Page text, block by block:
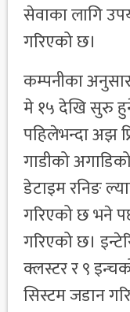
सेवाका लागि
गरिएको छ।
कम्पनीका
मे १५ देखि सुरु
पहिलेभन्दा अझ
गाडीको
डेटाइम रनिङ
गरिएको छ भने
गरिएको छ।
क्लस्टर र ९
सिस्टम जडान